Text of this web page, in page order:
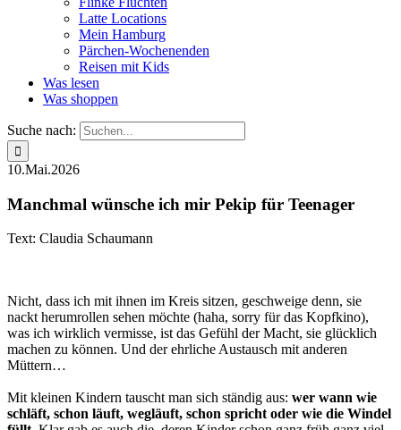
Latte Locations
Mein Hamburg
Pärchen-Wochenenden
Reisen mit Kids
Was lesen
Was shoppen
Suche nach:
10.Mai.2026
Manchmal wünsche ich mir Pekip für Teenager
Text: Claudia Schaumann
Nicht, dass ich mit ihnen im Kreis sitzen, geschweige denn, sie
nackt herumrollen sehen möchte (haha, sorry für das Kopfkino),
was ich wirklich vermisse, ist das Gefühl der Macht, sie glücklich
machen zu können. Und der ehrliche Austausch mit anderen
Müttern…
Mit kleinen Kindern tauscht man sich ständig aus: wer wann wie
schläft, schon läuft, wegläuft, schon spricht oder wie die Windel